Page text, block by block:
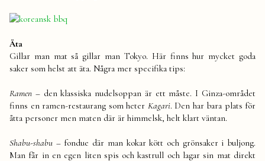
Äta
Gillar man mat så gillar man Tokyo. Här finns hur mycket goda
saker som helst att äta. Några mer specifika tips:
Ramen – den klassiska nudelsoppan är ett måste. I Ginza-området
finns en ramen-restaurang som heter Kagari. Den har bara plats för
åtta personer men maten där är himmelsk, helt klart väntan.
Shabu-shabu – fondue där man kokar kött och grönsaker i buljong.
Man får in en egen liten spis och kastrull och lagar sin mat direkt